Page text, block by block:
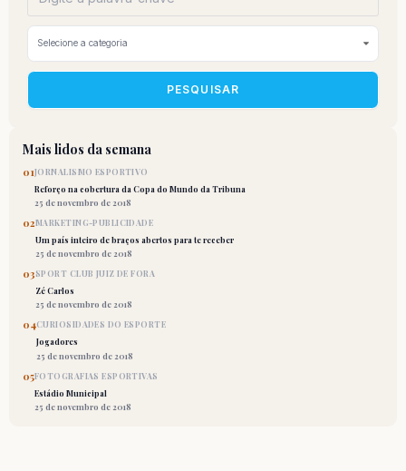
PESQUISAR
Mais lidos da semana
01JORNALISMO ESPORTIVO
Reforço na cobertura da Copa do Mundo da Tribuna
25 de novembro de 2018
02MARKETING-PUBLICIDADE
Um país inteiro de braços abertos para te receber
25 de novembro de 2018
03SPORT CLUB JUIZ DE FORA
Zé Carlos
25 de novembro de 2018
04CURIOSIDADES DO ESPORTE
Jogadores
25 de novembro de 2018
05FOTOGRAFIAS ESPORTIVAS
Estádio Municipal
25 de novembro de 2018